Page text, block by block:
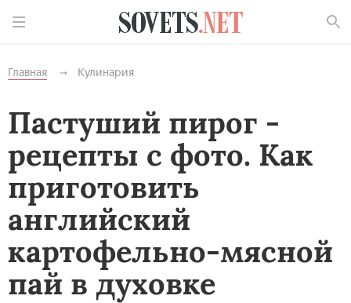
Главная Кулинария
Пастуший пирог -
рецепты с фото. Как
приготовить
английский
картофельно-мясной
пай в духовке